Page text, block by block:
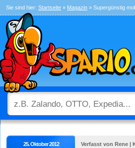
Sie sind hier: Startseite » Magazin » Supergünstig
25. Oktober 2012 Verfasst von Rene |